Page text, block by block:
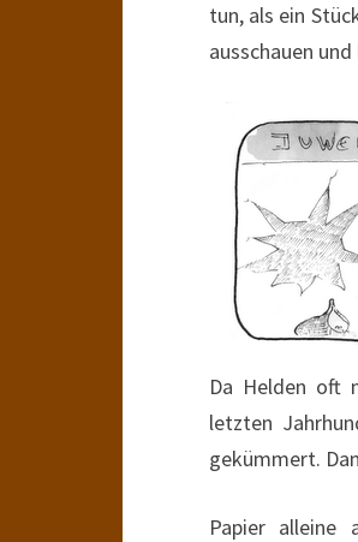
tun, als ein
ausschauen
Da Helden oft
letzten
gekümmert.
Papier